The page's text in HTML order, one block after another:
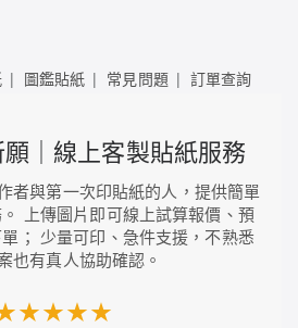
圖鑑貼紙 常見問題 訂單查詢
｜線上客製貼紙服務
者與第一次印貼紙的人，提供簡單
上傳圖片即可線上試算報價、預
； 少量可印、急件支援，不熟悉
也有真人協助確認。